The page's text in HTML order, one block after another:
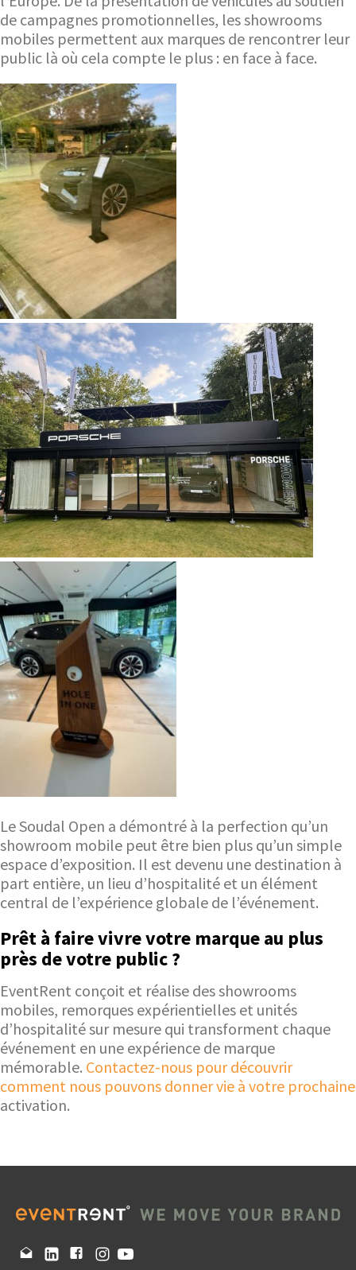
de campagnes promotionnelles, les showrooms
mobiles permettent aux marques de rencontrer leur
public là où cela compte le plus : en face à face.
Le Soudal Open a démontré à la perfection qu’un
showroom mobile peut être bien plus qu’un simple
espace d’exposition. Il est devenu une destination à
part entière, un lieu d’hospitalité et un élément
central de l’expérience globale de l’événement.
Prêt à faire vivre votre marque au plus
près de votre public ?
EventRent conçoit et réalise des showrooms
mobiles, remorques expérientielles et unités
d’hospitalité sur mesure qui transforment chaque
événement en une expérience de marque
mémorable. Contactez-nous pour découvrir
comment nous pouvons donner vie à votre prochaine
activation.